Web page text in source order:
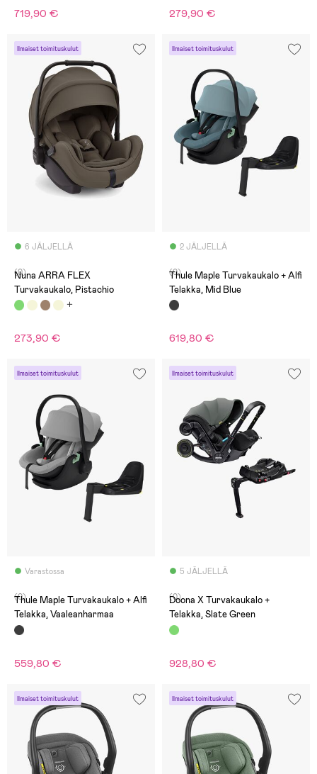
719,90 € 279,90 €
Ilmaiset toimituskulut
6 JÄLJELLÄ
(0)
Nuna ARRA FLEX
Turvakaukalo, Pistachio
273,90 €
Ilmaiset toimituskulut
2 JÄLJELLÄ
(0)
Thule Maple Turvakaukalo + Alfi
Telakka, Mid Blue
619,80 €
Ilmaiset toimituskulut
Varastossa
(0)
Thule Maple Turvakaukalo + Alfi
Telakka, Vaaleanharmaa
559,80 €
Ilmaiset toimituskulut
5 JÄLJELLÄ
(0)
Doona X Turvakaukalo +
Telakka, Slate Green
928,80 €
Ilmaiset toimituskulut Ilmaiset toimituskulut